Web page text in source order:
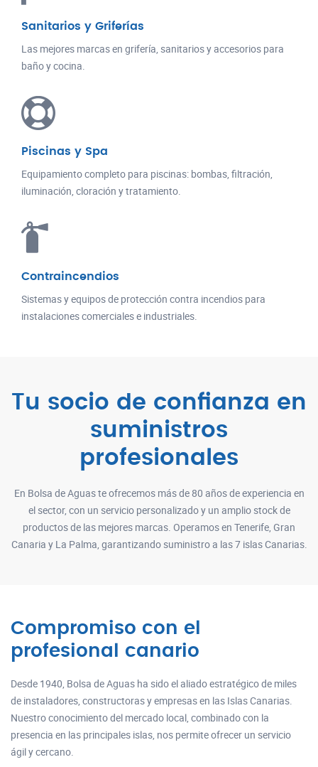
Sanitarios y Griferías
Las mejores marcas en grifería, sanitarios y accesorios para
baño y cocina.
Piscinas y Spa
Equipamiento completo para piscinas: bombas, filtración,
iluminación, cloración y tratamiento.
Contraincendios
Sistemas y equipos de protección contra incendios para
instalaciones comerciales e industriales.
Tu socio de confianza en
suministros
profesionales
En Bolsa de Aguas te ofrecemos más de 80 años de experiencia en
el sector, con un servicio personalizado y un amplio stock de
productos de las mejores marcas. Operamos en Tenerife, Gran
Canaria y La Palma, garantizando suministro a las 7 islas Canarias.
Compromiso con el
profesional canario
Desde 1940, Bolsa de Aguas ha sido el aliado estratégico de miles
de instaladores, constructoras y empresas en las Islas Canarias.
Nuestro conocimiento del mercado local, combinado con la
presencia en las principales islas, nos permite ofrecer un servicio
ágil y cercano.